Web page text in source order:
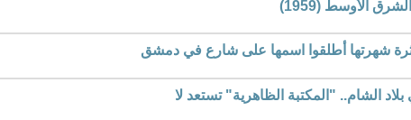
الأوسط (1959)
شهرتها أطلقوا اسمها على شارع في دمشق
الشام.. "المكتبة الظاهرية" تستعد لا